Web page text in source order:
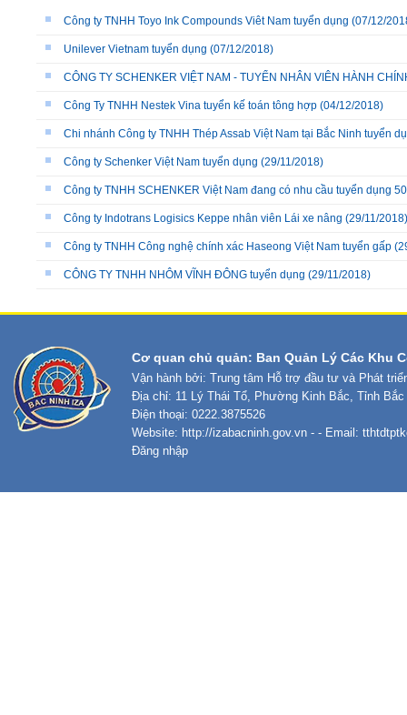
Công ty TNHH Toyo Ink Compounds Viêt Nam tuyển dụng (07/12/
Unilever Vietnam tuyển dụng (07/12/2018)
CÔNG TY SCHENKER VIỆT NAM - TUYỂN NHÂN VIÊN HÀNH
Công Ty TNHH Nestek Vina tuyển kế toán tông hợp (04/12/2018)
Chi nhánh Công ty TNHH Thép Assab Việt Nam tại Bắc Ninh tuyển
Công ty Schenker Việt Nam tuyển dụng (29/11/2018)
Công ty TNHH SCHENKER Việt Nam đang có nhu cầu tuyển dụng
Công ty Indotrans Logisics Keppe nhân viên Lái xe nâng (29/11/2018)
Công ty TNHH Công nghệ chính xác Haseong Việt Nam tuyển gấp
CÔNG TY TNHH NHÔM VĨNH ĐÔNG tuyển dụng (29/11/2018)
Cơ quan chủ quản: Ban Quản Lý Các Khu
Vận hành bởi: Trung tâm Hỗ trợ đầu tư và Phát
Địa chỉ: 11 Lý Thái Tổ, Phường Kinh Bắc, Tỉnh Bắc
Điện thoại: 0222.3875526
Website: http://izabacninh.gov.vn - - Email:
Đăng nhập